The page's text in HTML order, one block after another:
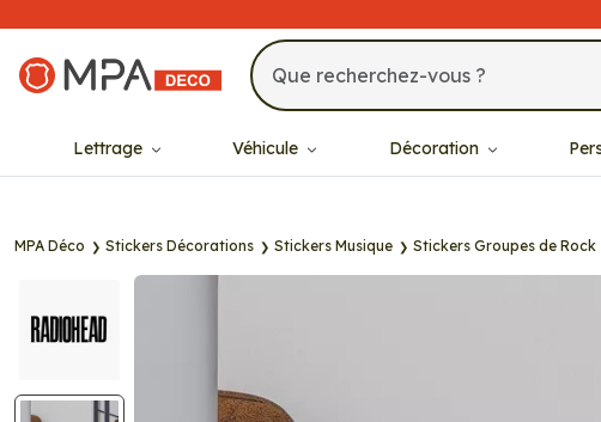
MPA Déco
Lettrage Véhicule Décoration
MPA Déco Stickers Décorations Stickers Musique Stickers Groupes de Rock